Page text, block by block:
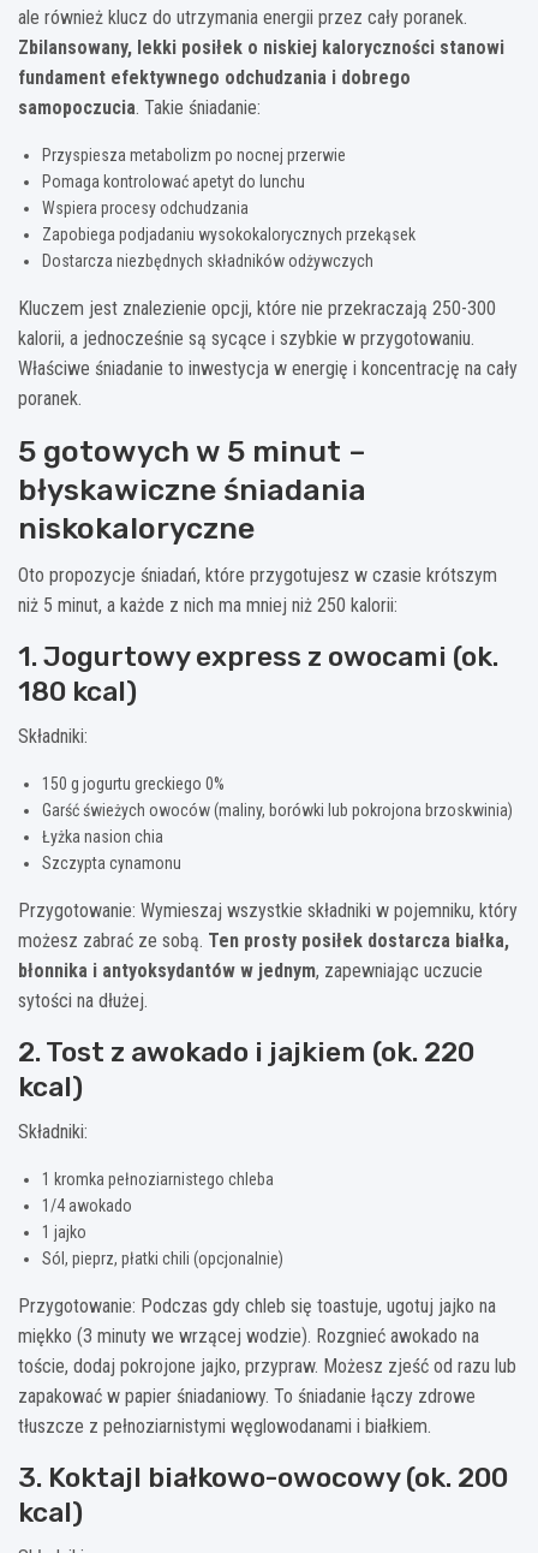
ale również klucz do utrzymania energii przez cały poranek.
Zbilansowany, lekki posiłek o niskiej kaloryczności stanowi
fundament efektywnego odchudzania i dobrego
samopoczucia. Takie śniadanie:
Przyspiesza metabolizm po nocnej przerwie
Pomaga kontrolować apetyt do lunchu
Wspiera procesy odchudzania
Zapobiega podjadaniu wysokokalorycznych przekąsek
Dostarcza niezbędnych składników odżywczych
Kluczem jest znalezienie opcji, które nie przekraczają 250-300
kalorii, a jednocześnie są sycące i szybkie w przygotowaniu.
Właściwe śniadanie to inwestycja w energię i koncentrację na cały
poranek.
5 gotowych w 5 minut –
błyskawiczne śniadania
niskokaloryczne
Oto propozycje śniadań, które przygotujesz w czasie krótszym
niż 5 minut, a każde z nich ma mniej niż 250 kalorii:
1. Jogurtowy express z owocami (ok.
180 kcal)
Składniki:
150 g jogurtu greckiego 0%
Garść świeżych owoców (maliny, borówki lub pokrojona brzoskwinia)
Łyżka nasion chia
Szczypta cynamonu
Przygotowanie: Wymieszaj wszystkie składniki w pojemniku, który
możesz zabrać ze sobą. Ten prosty posiłek dostarcza białka,
błonnika i antyoksydantów w jednym, zapewniając uczucie
sytości na dłużej.
2. Tost z awokado i jajkiem (ok. 220
kcal)
Składniki:
1 kromka pełnoziarnistego chleba
1/4 awokado
1 jajko
Sól, pieprz, płatki chili (opcjonalnie)
Przygotowanie: Podczas gdy chleb się toastuje, ugotuj jajko na
miękko (3 minuty we wrzącej wodzie). Rozgnieć awokado na
toście, dodaj pokrojone jajko, przypraw. Możesz zjeść od razu lub
zapakować w papier śniadaniowy. To śniadanie łączy zdrowe
tłuszcze z pełnoziarnistymi węglowodanami i białkiem.
3. Koktajl białkowo-owocowy (ok. 200
kcal)